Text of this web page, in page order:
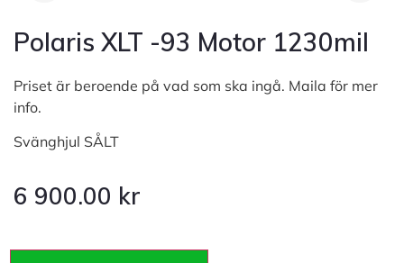
Polaris XLT -93 Motor 1230mil
Priset är beroende på vad som ska ingå. Maila för mer
info.
Svänghjul SÅLT
6 900.00 kr